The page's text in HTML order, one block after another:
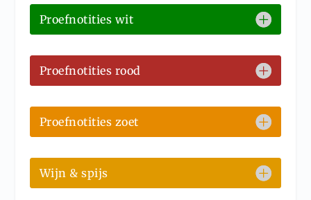
Proefnotities wit
Proefnotities rood
Proefnotities zoet
Wijn & spijs